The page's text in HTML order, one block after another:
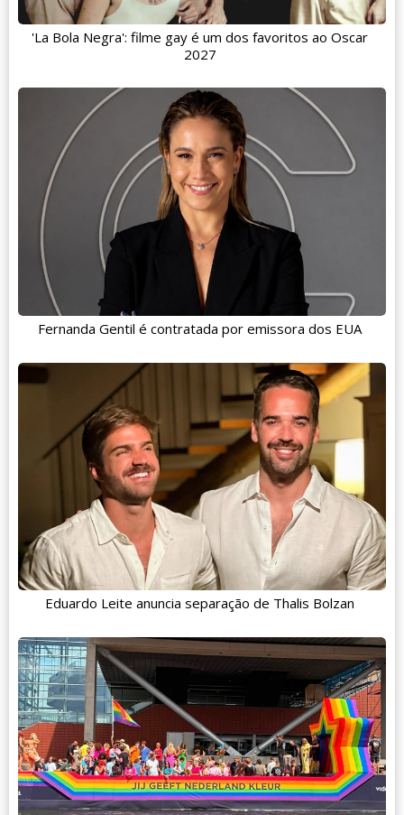
'La Bola Negra': filme gay é um dos favoritos ao Oscar
2027
Fernanda Gentil é contratada por emissora dos EUA
Eduardo Leite anuncia separação de Thalis Bolzan